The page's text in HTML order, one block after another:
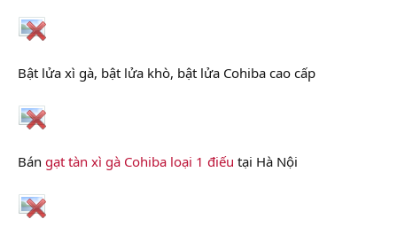
Bật lửa xì gà, bật lửa khò, bật lửa Cohiba cao cấp
Bán gạt tàn xì gà Cohiba loại 1 điếu tại Hà Nội